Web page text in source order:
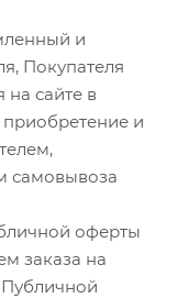
и
Покупателя
сайте в
приобретение и
самовывоза
оферты
заказа на
Публичной